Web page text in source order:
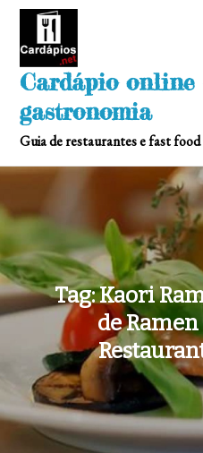
Skip
Cardápio online
gastronomia
Guia de restaurantes e fast
Tag:Kaori
de